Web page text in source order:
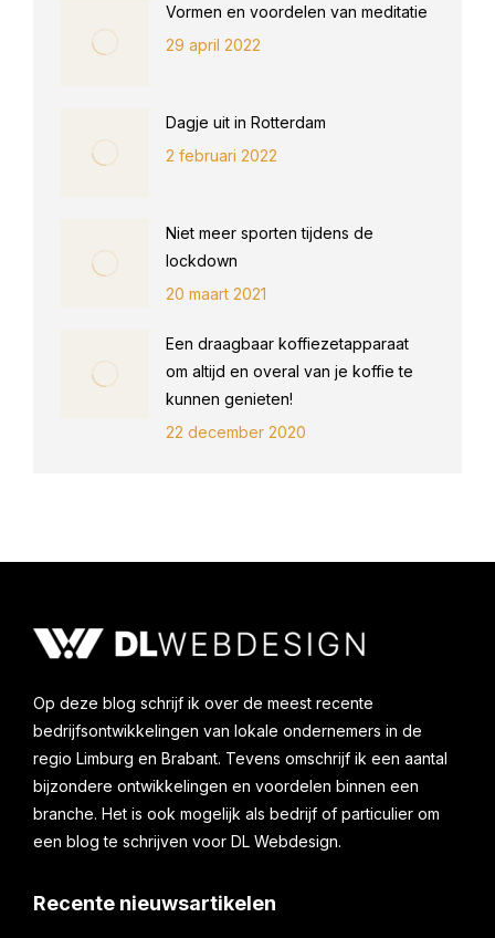
Vormen en voordelen van meditatie
29 april 2022
Dagje uit in Rotterdam
2 februari 2022
Niet meer sporten tijdens de
lockdown
20 maart 2021
Een draagbaar koffiezetapparaat
om altijd en overal van je koffie te
kunnen genieten!
22 december 2020
Op deze blog schrijf ik over de meest recente
bedrijfsontwikkelingen van lokale ondernemers in de
regio Limburg en Brabant. Tevens omschrijf ik een aantal
bijzondere ontwikkelingen en voordelen binnen een
branche. Het is ook mogelijk als bedrijf of particulier om
een blog te schrijven voor DL Webdesign.
Recente nieuwsartikelen